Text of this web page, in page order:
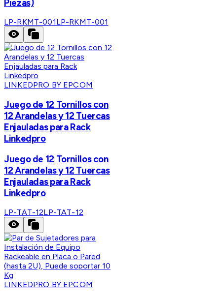
Piezas)
LP-RKMT-001LP-RKMT-001
LINKEDPRO BY EPCOM
Juego de 12 Tornillos con
12 Arandelas y 12 Tuercas
Enjauladas para Rack
Linkedpro
Juego de 12 Tornillos con
12 Arandelas y 12 Tuercas
Enjauladas para Rack
Linkedpro
LP-TAT-12LP-TAT-12
LINKEDPRO BY EPCOM